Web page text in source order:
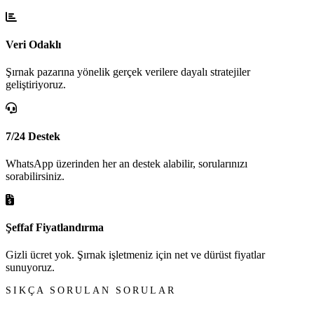
Veri Odaklı
Şırnak pazarına yönelik gerçek verilere dayalı stratejiler
geliştiriyoruz.
7/24 Destek
WhatsApp üzerinden her an destek alabilir, sorularınızı
sorabilirsiniz.
Şeffaf Fiyatlandırma
Gizli ücret yok. Şırnak işletmeniz için net ve dürüst fiyatlar
sunuyoruz.
SIKÇA SORULAN SORULAR